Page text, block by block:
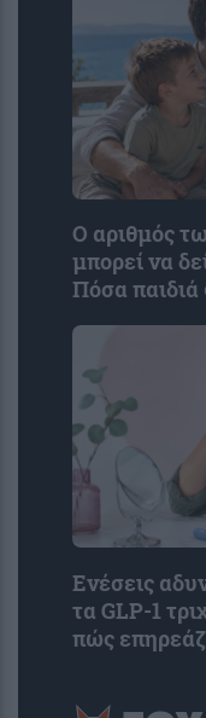
Ο αριθμός
μπορεί να
Πόσα
Ενέσεις
τα GLP-1
πώς